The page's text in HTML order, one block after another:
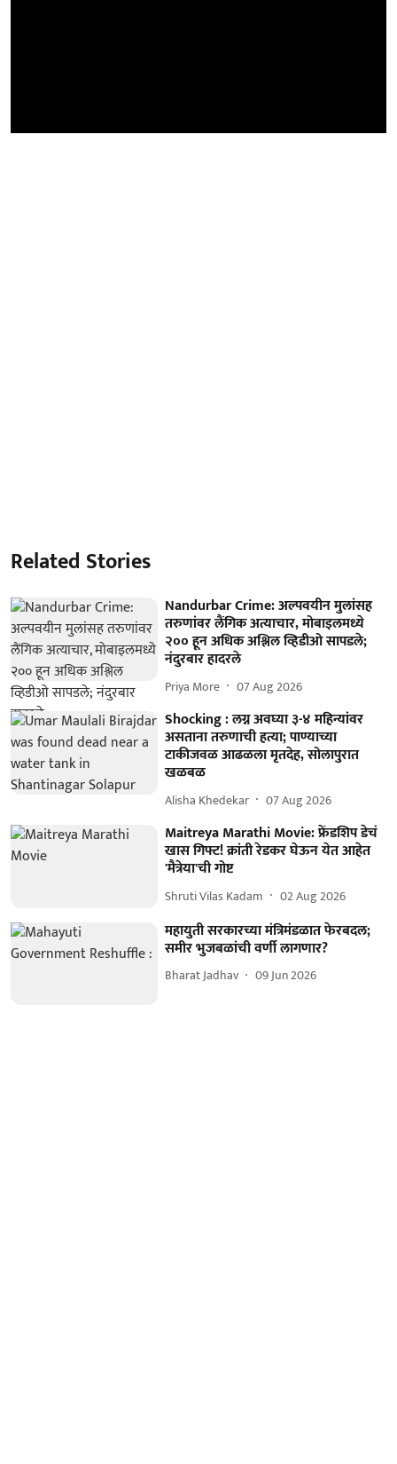
Related Stories
Nandurbar Crime: अल्पवयीन मुलांसह
तरुणांवर लैंगिक अत्याचार, मोबाइलमध्ये
२०० हून अधिक अश्लिल व्हिडीओ सापडले;
नंदुरबार हादरले
Priya More 07 Aug 2026
Shocking : लग्न अवघ्या ३-४ महिन्यांवर
असताना तरुणाची हत्या; पाण्याच्या
टाकीजवळ आढळला मृतदेह, सोलापुरात
खळबळ
Alisha Khedekar 07 Aug 2026
Maitreya Marathi Movie: फ्रेंडशिप डेचं
खास गिफ्ट! क्रांती रेडकर घेऊन येत आहेत
'मैत्रेया'ची गोष्ट
Shruti Vilas Kadam 02 Aug 2026
महायुती सरकारच्या मंत्रिमंडळात फेरबदल;
समीर भुजबळांची वर्णी लागणार?
Bharat Jadhav 09 Jun 2026